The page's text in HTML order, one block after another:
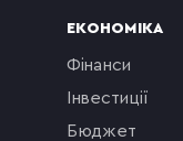
ЕКОНОМІКА
фінанси
інвестиції
бюджет